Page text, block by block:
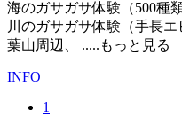
海のガサガサ体験（500種
川のガサガサ体験（手長エ
葉山周辺、
.....もっと見る
INFO
1